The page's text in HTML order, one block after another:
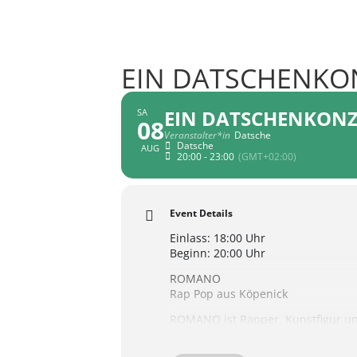
EIN
SA
08
AUG
EIN
Veranstalter*in Datsche
Datsche
20:00 - 23:00 (GMT+02:00)
Event Details
Einlass: 18:00 Uhr
Beginn: 20:00 Uhr
ROMANO
Rap Pop aus Köpenick
ROMANO ist Rapper, Kunstfigur